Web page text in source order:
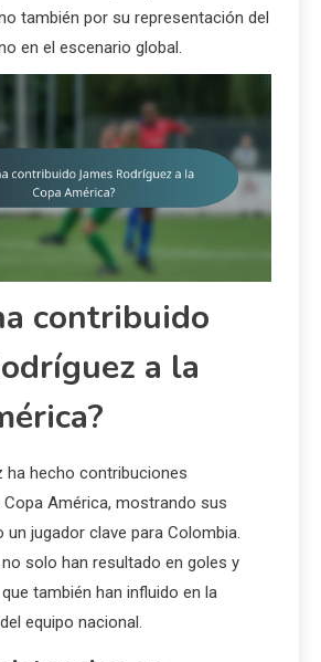
también por su representación del
en el escenario global.
contribuido
a la
ha hecho contribuciones
América, mostrando sus
un jugador clave para Colombia.
solo han resultado en goles y
también han influido en la
equipo nacional.